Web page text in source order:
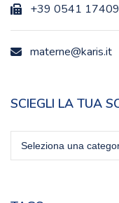
+39 0541
materne@karis.it
SCIEGLI LA TUA
Sciegli